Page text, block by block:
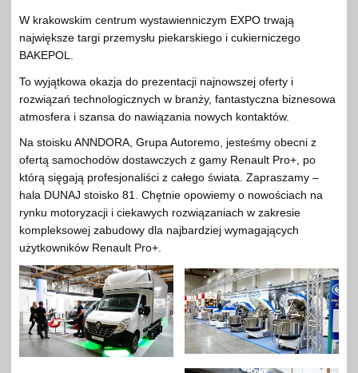
W krakowskim centrum wystawienniczym EXPO trwają
największe targi przemysłu piekarskiego i cukierniczego
BAKEPOL.
To wyjątkowa okazja do prezentacji najnowszej oferty i
rozwiązań technologicznych w branży, fantastyczna biznesowa
atmosfera i szansa do nawiązania nowych kontaktów.
Na stoisku ANNDORA, Grupa Autoremo, jesteśmy obecni z
ofertą samochodów dostawczych z gamy Renault Pro+, po
którą sięgają profesjonaliści z całego świata. Zapraszamy –
hala DUNAJ stoisko 81. Chętnie opowiemy o nowościach na
rynku motoryzacji i ciekawych rozwiązaniach w zakresie
kompleksowej zabudowy dla najbardziej wymagających
użytkowników Renault Pro+.